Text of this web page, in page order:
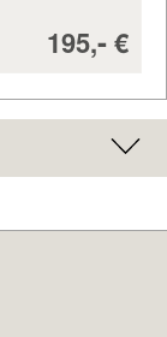
195,-€